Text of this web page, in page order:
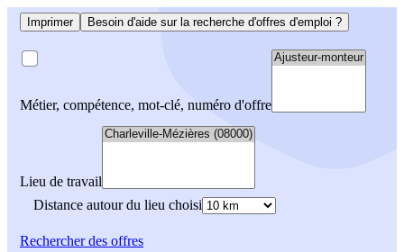
Imprimer Besoin d'aide sur la recherche d'offres d'emploi ?
Métier, compétence, mot-clé, numéro d'offre
Lieu de travail
Distance autour du lieu choisi
Rechercherdes offres